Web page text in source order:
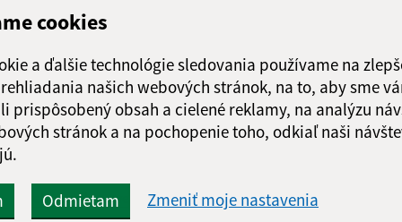
cookies
a ďalšie technológie sledovania používame na
našich webových stránok, na to, aby sme
prispôsobený obsah a cielené reklamy, na analýzu
stránok a na pochopenie toho, odkiaľ naši
Odmietam Zmeniť moje nastavenia
Obecný úrad
Fotogaléria
Školstvo
RSS
web portál webhosting wbx, s.r.o. domény